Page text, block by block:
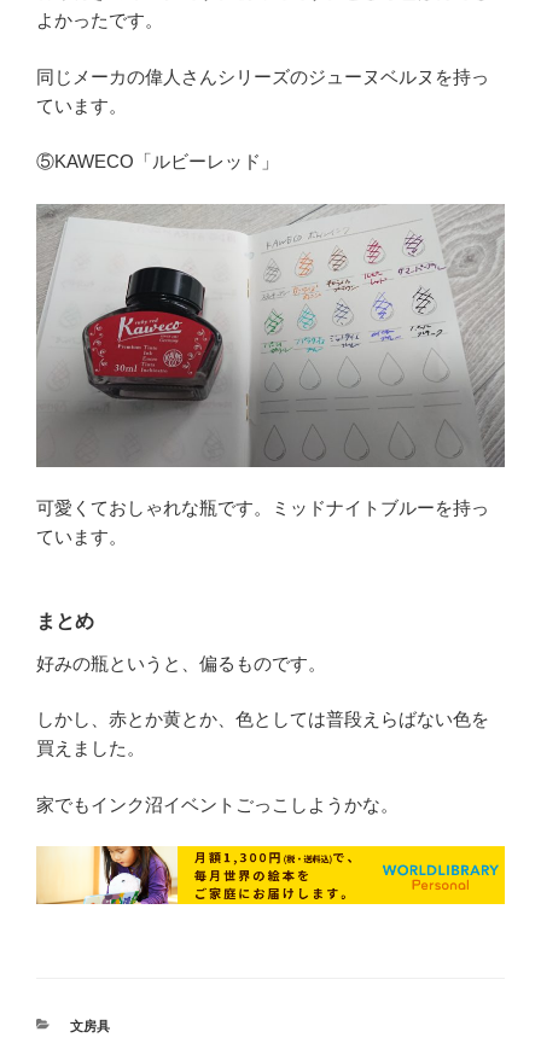
よかったです。
同じメーカの偉人さんシリーズのジューヌベルヌを持っ
ています。
⑤KAWECO「ルビーレッド」
可愛くておしゃれな瓶です。ミッドナイトブルーを持っ
ています。
まとめ
好みの瓶というと、偏るものです。
しかし、赤とか黄とか、色としては普段えらばない色を
買えました。
家でもインク沼イベントごっこしようかな。
カ
文房具